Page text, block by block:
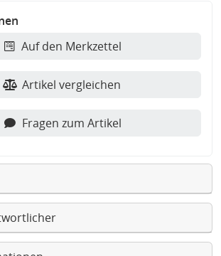
Auf den Merkzettel
Artikel vergleichen
Fragen zum Artikel